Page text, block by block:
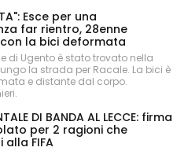
Esce per una
far rientro, 28enne
la bici deformata
di Ugento è stato trovato nella
la strada per Racale. La bici è
e distante dal corpo.
DI BANDA AL LECCE: firma
per 2 ragioni che
FIFA